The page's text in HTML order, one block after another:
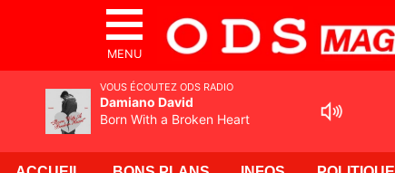
MENU
VOUS ÉCOUTEZ ODS RADIO
Damiano David
Born With a Broken Heart